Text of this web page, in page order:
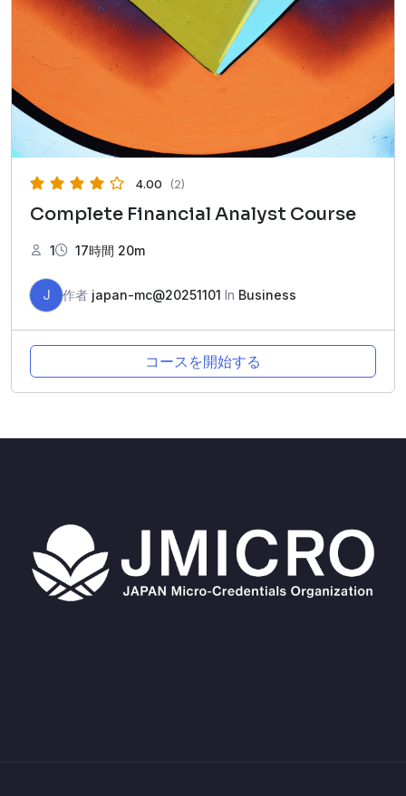
4.00 (2)
Complete Financial Analyst Course
1 17時間 20m
J 作者 japan-mc@20251101 In Business
コースを開始する